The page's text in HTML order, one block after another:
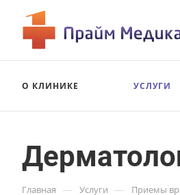
О КЛИНИКЕ УСЛУГИ
Главная — Услуги — Приемы